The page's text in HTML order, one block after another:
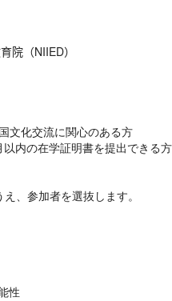
育院（NIIED）
文化交流に関心のある方
以内の在学証明書を提出できる方
、 参加者を選抜します。
性